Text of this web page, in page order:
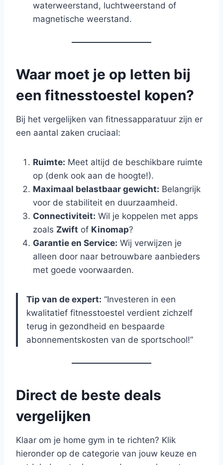
waterweerstand, luchtweerstand of
magnetische weerstand.
Waar moet je op letten bij
een fitnesstoestel kopen?
Bij het vergelijken van fitnessapparatuur zijn er
een aantal zaken cruciaal:
Ruimte: Meet altijd de beschikbare ruimte
op (denk ook aan de hoogte!).
Maximaal belastbaar gewicht: Belangrijk
voor de stabiliteit en duurzaamheid.
Connectiviteit: Wil je koppelen met apps
zoals Zwift of Kinomap?
Garantie en Service: Wij verwijzen je
alleen door naar betrouwbare aanbieders
met goede voorwaarden.
Tip van de expert: “Investeren in een
kwalitatief fitnesstoestel verdient zichzelf
terug in gezondheid en bespaarde
abonnementskosten van de sportschool!”
Direct de beste deals
vergelijken
Klaar om je home gym in te richten? Klik
hieronder op de categorie van jouw keuze en